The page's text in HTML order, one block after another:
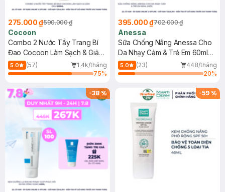
275.000 ₫590.000 ₫
Cocoon
Combo 2 Nước Tẩy Trang Bí
Đao Cocoon Làm Sạch & Giảm
Dầu 500ml
5.0 (57)
1.4k/tháng
75%
395.000 ₫702.000 ₫
Anessa
Sữa Chống Nắng Anessa Cho
Da Nhạy Cảm & Trẻ Em 60ml
(Mới)
5.0 (23)
448/tháng
20%
-38% -59 %